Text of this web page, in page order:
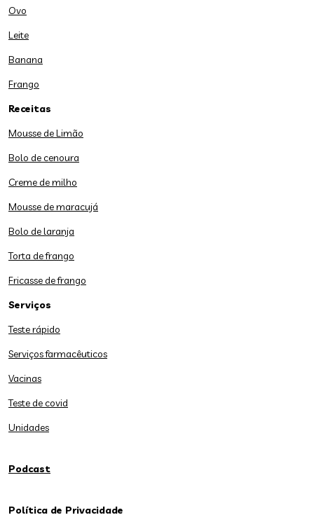
Ovo
Leite
Banana
Frango
Receitas
Mousse de Limão
Bolo de cenoura
Creme de milho
Mousse de maracujá
Bolo de laranja
Torta de frango
Fricasse de frango
Serviços
Teste rápido
Serviços farmacêuticos
Vacinas
Teste de covid
Unidades
Podcast
Política de Privacidade